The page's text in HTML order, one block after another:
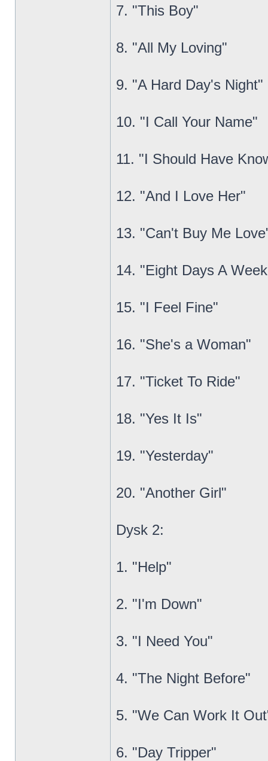
7. "This Boy"
8. "All My Loving"
9. "A Hard Day's Night"
10. "I Call Your Name"
11. "I Should Have
12. "And I Love Her"
13. "Can't Buy Me
14. "Eight Days A
15. "I Feel Fine"
16. "She's a Woman"
17. "Ticket To Ride"
18. "Yes It Is"
19. "Yesterday"
20. "Another Girl"
Dysk 2:
1. "Help"
2. "I'm Down"
3. "I Need You"
4. "The Night Before"
5. "We Can Work It
6. "Day Tripper"